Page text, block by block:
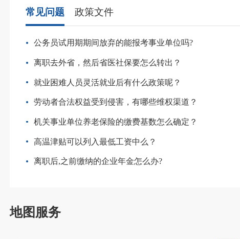
常见问题 政策文件
公务员试用期期间放弃的能报考事业单位吗?
离职去外省，然后省医社保要怎么转出？
就业困难人员灵活就业后有什么政策呢？
劳动者合法权益受到侵害，有哪些维权渠道？
机关事业单位养老保险的缴费基数怎么确定？
高温津贴可以列入最低工资中么？
离职后,之前缴纳的企业年金怎么办?
地图服务